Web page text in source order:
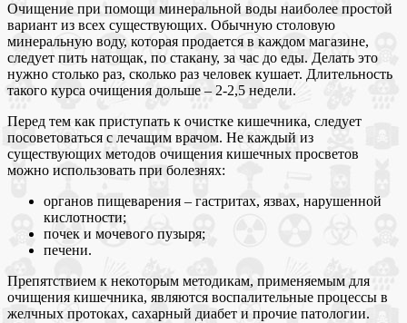
Очищение при помощи минеральной воды наиболее простой
вариант из всех существующих. Обычную столовую
минеральную воду, которая продается в каждом магазине,
следует пить натощак, по стакану, за час до еды. Делать это
нужно столько раз, сколько раз человек кушает. Длительность
такого курса очищения дольше – 2-2,5 недели.
Перед тем как приступать к очистке кишечника, следует
посоветоваться с лечащим врачом. Не каждый из
существующих методов очищения кишечных просветов
можно использовать при болезнях:
органов пищеварения – гастритах, язвах, нарушенной
кислотности;
почек и мочевого пузыря;
печени.
Препятствием к некоторым методикам, применяемым для
очищения кишечника, являются воспалительные процессы в
желчных протоках, сахарный диабет и прочие патологии.